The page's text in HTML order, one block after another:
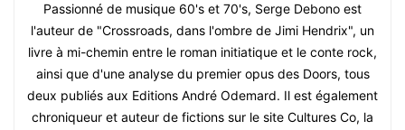
Passionné de musique 60's et 70's, Serge Debono est
l'auteur de "Crossroads, dans l'ombre de Jimi Hendrix", un
livre à mi-chemin entre le roman initiatique et le conte rock,
ainsi que d'une analyse du premier opus des Doors, tous
deux publiés aux Editions André Odemard. Il est également
chroniqueur et auteur de fictions sur le site Cultures Co, la